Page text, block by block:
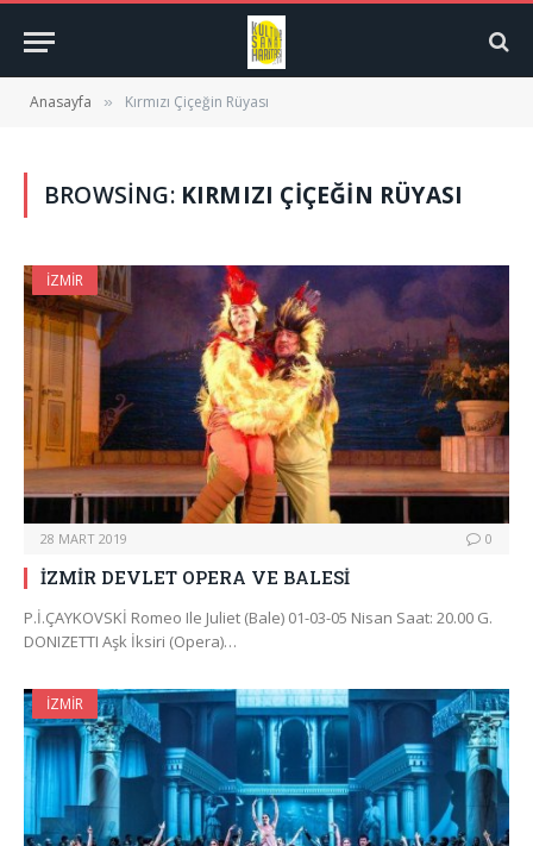
Anasayfa » Kırmızı Çiçeğin Rüyası
BROWSING: KIRMIZI ÇIÇEĞIN RÜYASI
İZMIR
28 MART 2019 0
İZMİR DEVLET OPERA VE BALESİ
P.İ.ÇAYKOVSKİ Romeo Ile Juliet (Bale) 01-03-05 Nisan Saat: 20.00 G.
DONIZETTI Aşk İksiri (Opera)…
İZMIR